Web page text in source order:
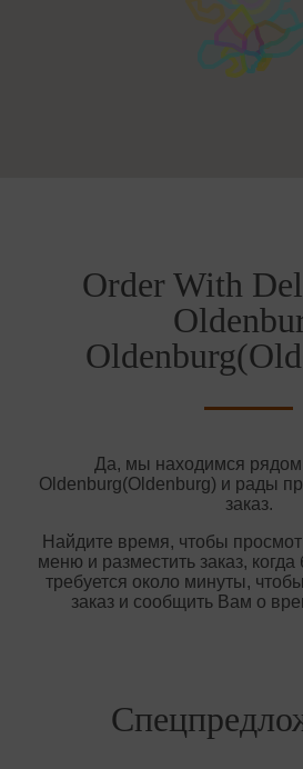
Order With
Да, мы находимся рядом
Oldenburg(Oldenburg) и рады
заказ.
Найдите время, чтобы
меню и разместить заказ,
требуется около минуты,
заказ и сообщить Вам о